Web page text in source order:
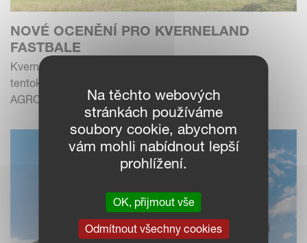
NOVÉ OCENĚNÍ PRO KVERNELAND
FASTBALE
Kverneland FastBale získal další stříbrnou medaili,
tentokrát v soutěži "Innovation Contest" na
AGROSALONU 2018 v Rusku!
Na těchto webových
stránkách používáme
soubory cookie, abychom
vám mohli nabídnout lepší
prohlížení.
OK, přijmout vše
Odmítnout všechny cookies